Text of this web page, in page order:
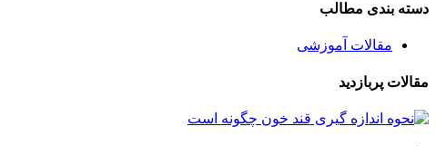
دسته بندی مطالب
مقالات آموزشی
مقالات پربازدید